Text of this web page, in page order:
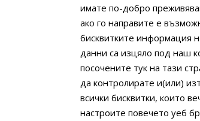
имате по-добро
ако го направите е
бисквитките информация
данни са изцяло под наш
посочените тук на тази
да контролирате и(или)
всички бисквитки, които
настроите повечето уеб